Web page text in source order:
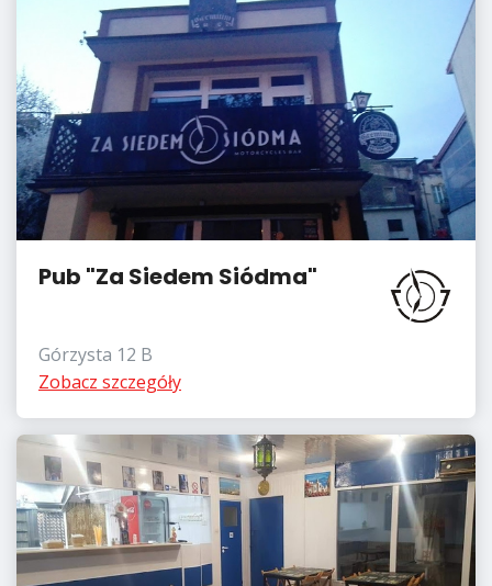
Pub "Za Siedem Siódma"
Górzysta 12 B
Zobacz szczegóły